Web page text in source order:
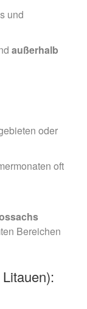
und
außerhalb
oder
oft
Bereichen